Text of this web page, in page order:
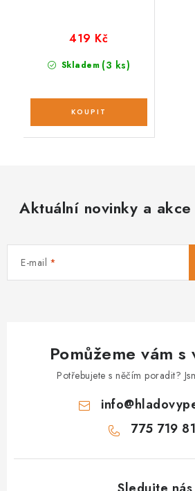
Skladem (3 ks)
419 Kč
Aktuální novinky a akce
E-mail
Pomůžeme vám s
Potřebujete s něčím poradit?
info@
775 719